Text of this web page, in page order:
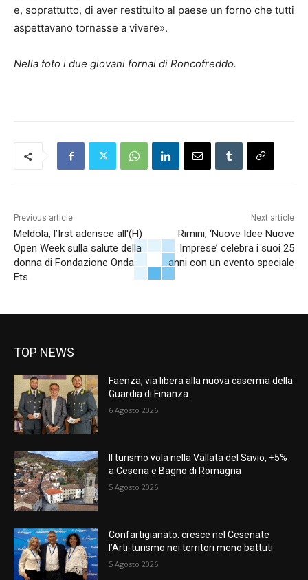
e, soprattutto, di aver restituito al paese un forno che tutti
aspettavano tornasse a vivere».
Nella foto i due giovani fornai di Roncofreddo.
Previous article
Meldola, l’Irst aderisce all'(H)
Open Week sulla salute della
donna di Fondazione Onda
Ets
Next article
Rimini, ‘Nuove Idee Nuove
Imprese’ celebra i suoi 25
anni con un evento speciale
TOP NEWS
Faenza, via libera alla nuova caserma della
Guardia di Finanza
6 Agosto 2026
Il turismo vola nella Vallata del Savio, +5%
a Cesena e Bagno di Romagna
5 Agosto 2026
Confartigianato: cresce nel Cesenate
l’Arti-turismo nei territori meno battuti
5 Agosto 2026